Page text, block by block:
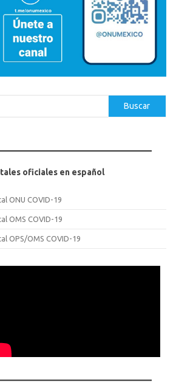
Buscar
oficiales en español
ONU COVID-19
OMS COVID-19
OPS/OMS COVID-19